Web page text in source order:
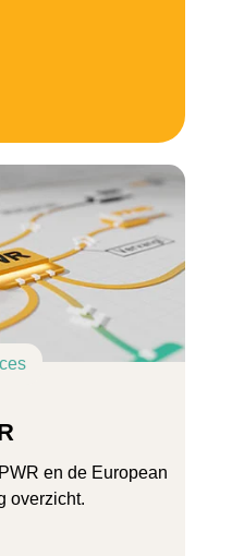
en de European
overzicht.